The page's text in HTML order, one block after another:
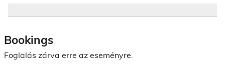
Bookings
Foglalás zárva erre az eseményre.